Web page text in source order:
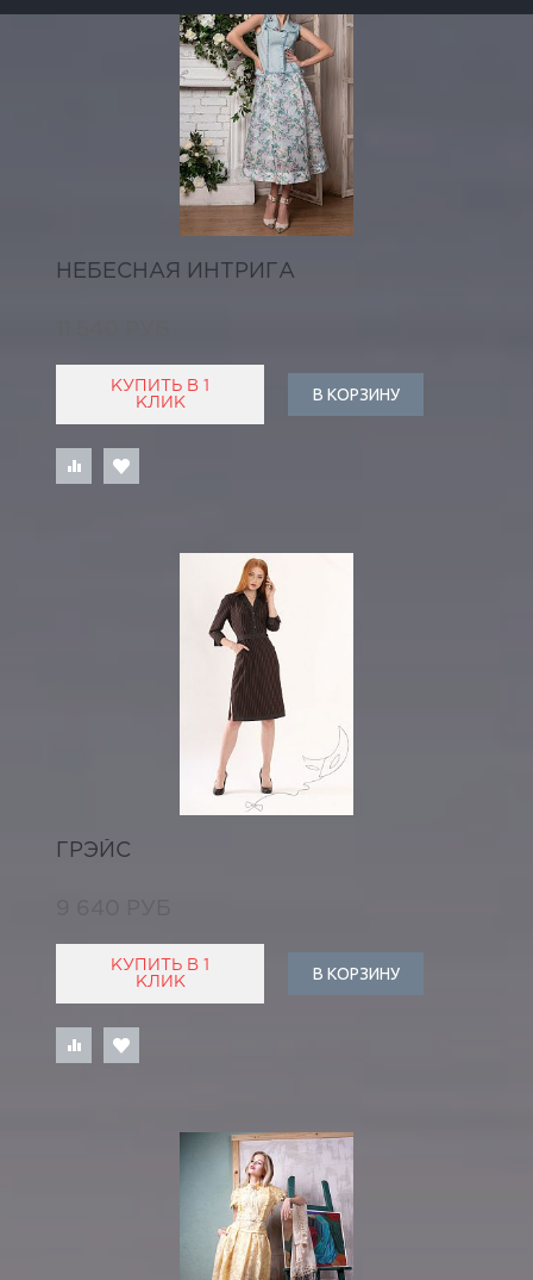
НЕБЕСНАЯ ИНТРИГА
КУПИТЬ В 1
КЛИК
В КОРЗИНУ
ГРЭЙС
9 640 РУБ
КУПИТЬ В 1
КЛИК
В КОРЗИНУ